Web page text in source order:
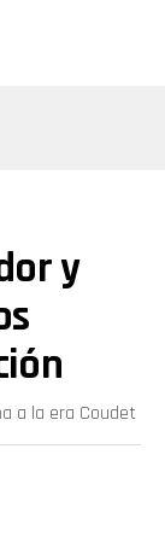
y
a la era Coudet